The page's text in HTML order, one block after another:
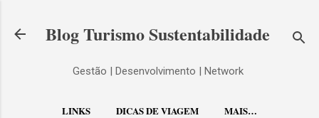
Blog Turismo Sustentabilidade
Gestão | Desenvolvimento | Network
LINKS DICAS DE VIAGEM MAIS…